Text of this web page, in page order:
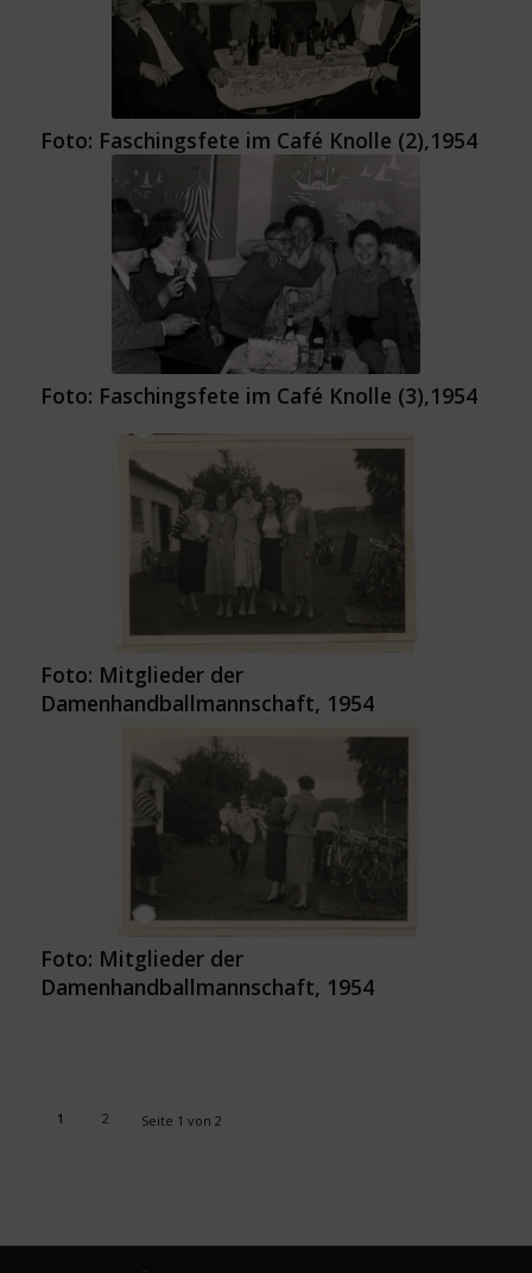
Foto: Faschingsfete im Café Knolle (2),1954
Foto: Faschingsfete im Café Knolle (3),1954
Foto: Mitglieder der
Damenhandballmannschaft, 1954
Foto: Mitglieder der
Damenhandballmannschaft, 1954
Seite 1 von 2
1 2